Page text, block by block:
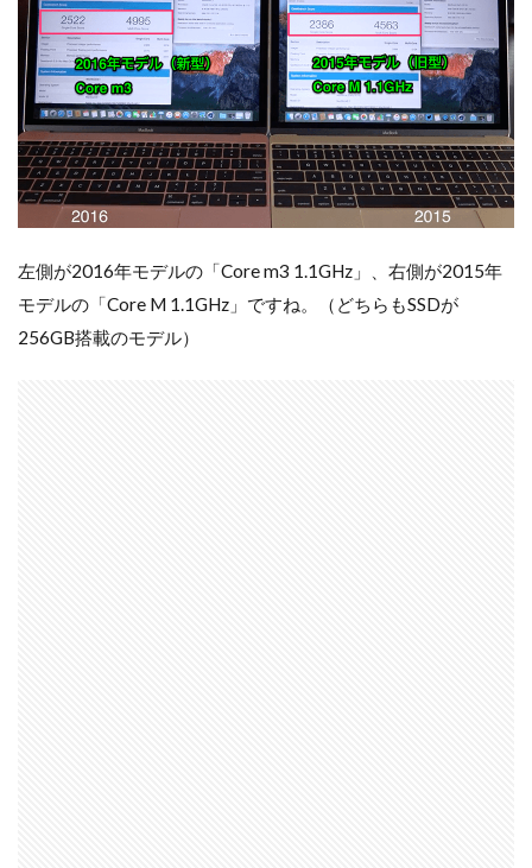
左側が2016年モデルの「Core m3 1.1GHz」、右側が2015年
モデルの「Core M 1.1GHz」ですね。（どちらもSSDが
256GB搭載のモデル）